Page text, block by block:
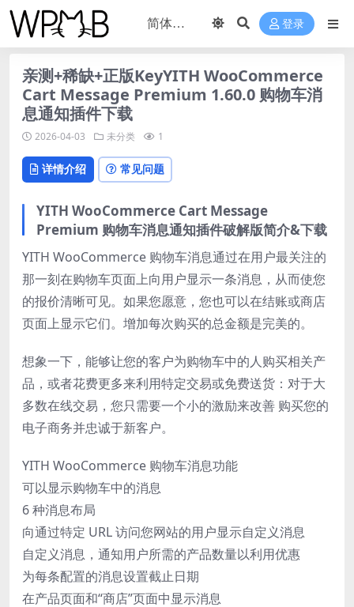
登录
亲测+稀缺+正版KeyYITH WooCommerce
Cart Message Premium 1.60.0 购物车消
息通知插件下载
2026-04-03 未分类 1
详情介绍 常见问题
YITH WooCommerce Cart Message
Premium 购物车消息通知插件破解版简介&下载
YITH WooCommerce 购物车消息通过在用户最关注的
那一刻在购物车页面上向用户显示一条消息，从而使您
的报价清晰可见。如果您愿意，您也可以在结账或商店
页面上显示它们。增加每次购买的总金额是完美的。
想象一下，能够让您的客户为购物车中的人购买相关产
品，或者花费更多来利用特定交易或免费送货：对于大
多数在线交易，您只需要一个小的激励来改善 购买您的
电子商务并忠诚于新客户。
YITH WooCommerce 购物车消息功能
可以显示购物车中的消息
6 种消息布局
向通过特定 URL 访问您网站的用户显示自定义消息
自定义消息，通知用户所需的产品数量以利用优惠
为每条配置的消息设置截止日期
在产品页面和“商店”页面中显示消息